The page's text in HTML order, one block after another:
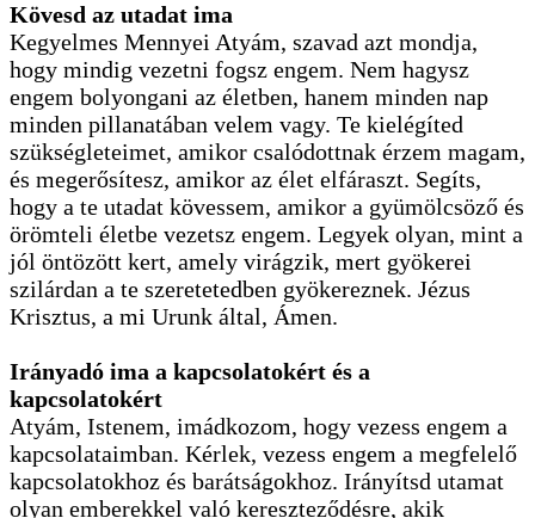
Kövesd az utadat ima
Kegyelmes Mennyei Atyám, szavad azt mondja,
hogy mindig vezetni fogsz engem. Nem hagysz
engem bolyongani az életben, hanem minden nap
minden pillanatában velem vagy. Te kielégíted
szükségleteimet, amikor csalódottnak érzem magam,
és megerősítesz, amikor az élet elfáraszt. Segíts,
hogy a te utadat kövessem, amikor a gyümölcsöző és
örömteli életbe vezetsz engem. Legyek olyan, mint a
jól öntözött kert, amely virágzik, mert gyökerei
szilárdan a te szeretetedben gyökereznek. Jézus
Krisztus, a mi Urunk által, Ámen.
Irányadó ima a kapcsolatokért és a
kapcsolatokért
Atyám, Istenem, imádkozom, hogy vezess engem a
kapcsolataimban. Kérlek, vezess engem a megfelelő
kapcsolatokhoz és barátságokhoz. Irányítsd utamat
olyan emberekkel való kereszteződésre, akik